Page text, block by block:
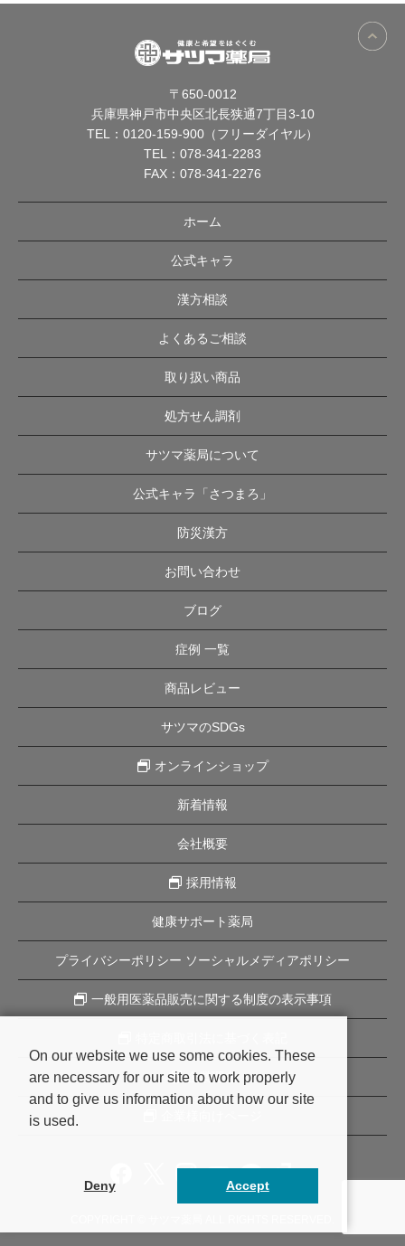
〒650-0012
兵庫県神戸市中央区北長狭通7丁目3-10
TEL： 0120-159-900（フリーダイヤル）
TEL： 078-341-2283
FAX：078-341-2276
ホーム
公式キャラ
漢方相談
よくあるご相談
取り扱い商品
処方せん調剤
サツマ薬局について
公式キャラ「さつまろ」
防災漢方
お問い合わせ
ブログ
症例 一覧
商品レビュー
サツマのSDGs
オンラインショップ
新着情報
会社概要
採用情報
健康サポート薬局
プライバシーポリシー ソーシャルメディアポリシー
一般用医薬品販売に関する制度の表示事項
企業理念
On our website we use some cookies. These
are necessary for our site to work properly
and to give us information about how our site
is used.
Deny Accept